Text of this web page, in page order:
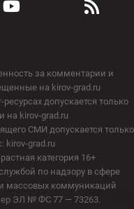
за комментарии и
на kirov-grad.ru
допускается только
на kirov-grad.ru
СМИ допускается только
kirov-grad.ru
категория 16+
по надзору в сфере
массовых коммуникаций
ЭЛ № ФС 77 — 73263.